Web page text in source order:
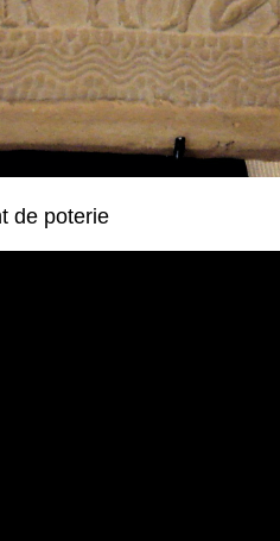
de poterie